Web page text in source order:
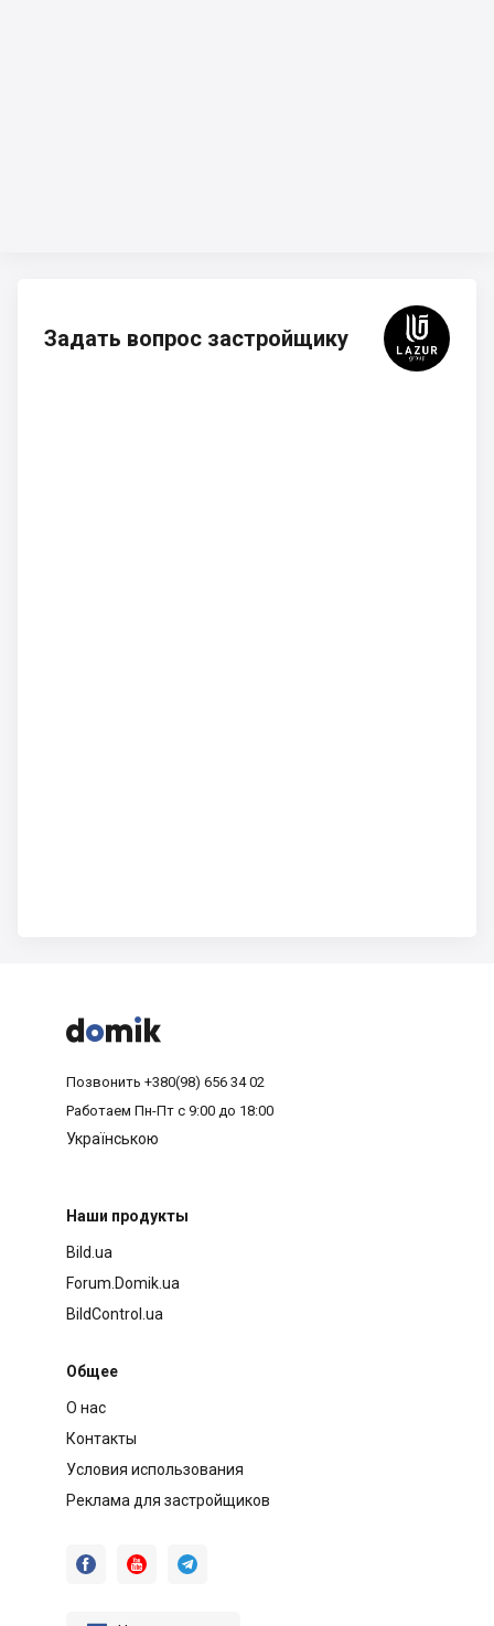
Задать вопрос застройщику



Позвонить +380(98) 656 34 02
Работаем Пн-Пт с 9:00 до 18:00
Українською
Наши продукты
Bild.ua
Forum.Domik.ua
BildControl.ua
Общее
О нас
Контакты
Условия использования
Реклама для застройщиков
  